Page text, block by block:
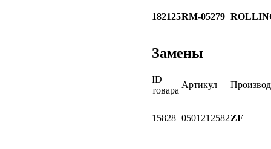
182125RM-05279
Замены
ID
товара
Артикул
15828 0501212582ZF